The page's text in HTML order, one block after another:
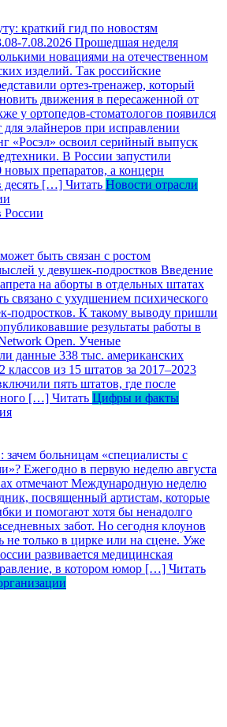
краткий гид по новостям
7.08.2026 Прошедшая неделя
новациями на отечественном
изделий. Так российские
ортез-тренажер, который
движения в пересаженной от
у ортопедов-стоматологов появился
элайнеров при исправлении
«Росэл» освоил серийный выпуск
В России запустили
новых препаратов, а концерн
десять […] Читать Новости отрасли
России
быть связан с ростом
у девушек-подростков Введение
на аборты в отдельных штатах
с ухудшением психического
подростков. К такому выводу пришли
результаты работы в
Open. Ученые
данные 338 тыс. американских
классов из 15 штатов за 2017–2023
пять штатов, где после
[…] Читать Цифры и факты
зачем больницам «специалисты с
Ежегодно в первую неделю августа
отмечают Международную неделю
посвященный артистам, которые
и помогают хотя бы ненадолго
забот. Но сегодня клоунов
не только в цирке или на сцене. Уже
развивается медицинская
в котором юмор […] Читать